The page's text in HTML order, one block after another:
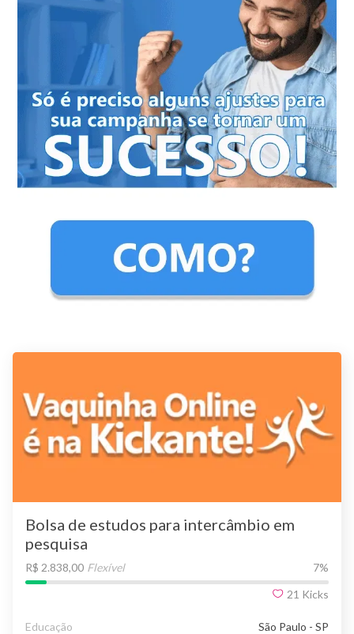
Bolsa de estudos para intercâmbio em
pesquisa
R$ 2.838,00 Flexível 7%
21 Kicks
Educação São Paulo - SP